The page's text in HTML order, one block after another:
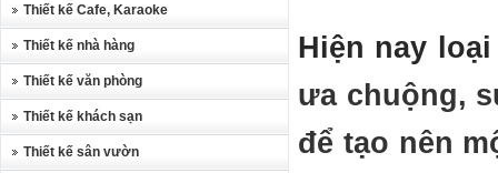
Thiết kế Cafe, Karaoke
Thiết kế nhà hàng
Thiết kế văn phòng
Thiết kế khách sạn
Thiết kế sân vườn
Hiện nay
ưa chuộng,
để tạo nên